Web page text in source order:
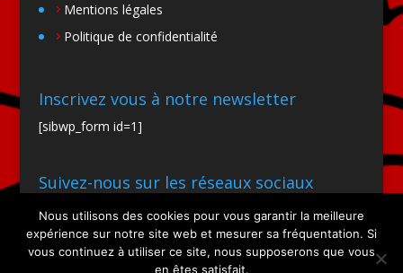
Mentions légales
Politique de confidentialité
Inscrivez vous à notre newsletter
[sibwp_form id=1]
Suivez-nous sur les réseaux sociaux
Nous utilisons des cookies pour vous garantir la meilleure
expérience sur notre site web et mesurer sa fréquentation. Si
vous continuez à utiliser ce site, nous supposerons que vous
en êtes satisfait.